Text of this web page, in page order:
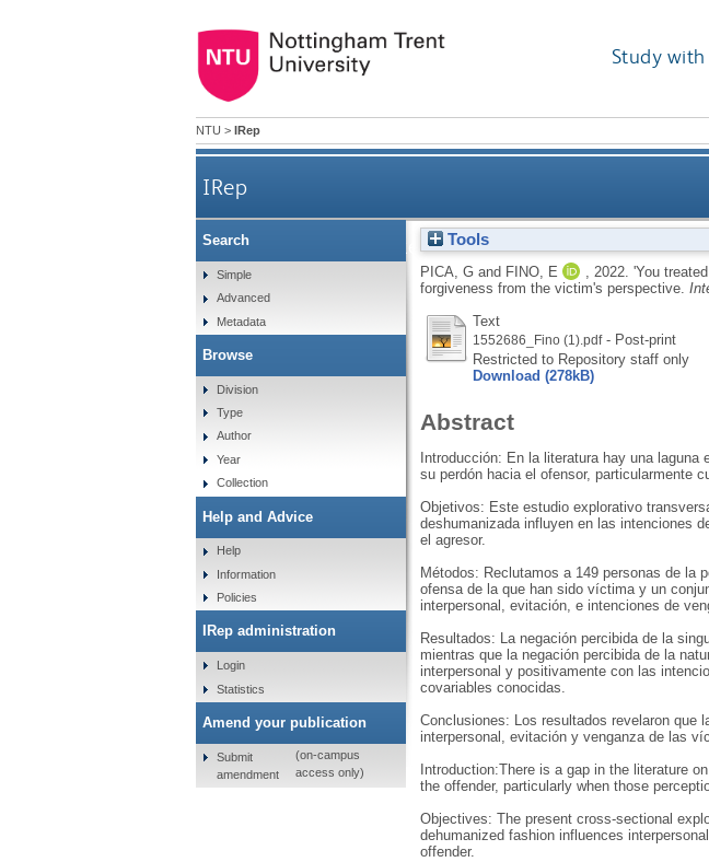
Study with
NTU > IRep
IRep
'You treated me like an object, I don’t forgive
Tools
PICA, Gand FINO, E 2022. 'You
forgiveness from the victim's perspective.
Text
1552686_Fino (1).pdf- Post-print
Restricted to Repository staff only
Download (278kB)
Abstract
Introducción: En la literatura hay una
su perdón hacia el ofensor, particularmente
Objetivos: Este estudio explorativo
deshumanizada influyen en las intenciones
el agresor.
Métodos: Reclutamos a 149 personas de la
ofensa de la que han sido víctima y un
interpersonal, evitación, e intenciones de
Resultados: La negación percibida de la
mientras que la negación percibida de la
interpersonal y positivamente con las
covariables conocidas.
Conclusiones: Los resultados revelaron que
interpersonal, evitación y venganza de las
Introduction:There is a gap in the literature
the offender, particularly when those
Objectives: The present cross-sectional
dehumanized fashion influences
offender.
Search
Simple
Advanced
Metadata
Browse
Division
Type
Author
Year
Collection
Help and Advice
Help
Information
Policies
IRep administration
Login
Statistics
Amend your publication
Submit
amendment
(on-campus
access only)